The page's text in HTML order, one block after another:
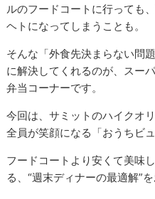
ルのフードコートに行っても
ヘトになってしまうことも。
そんな「外食先決まらない問
に解決してくれるのが、スー
弁当コーナーです。
今回は、サミットのハイクオ
全員が笑顔になる「おうちビ
フードコートより安くて美味
る、“週末ディナーの最適解”を